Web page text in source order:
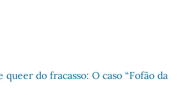
do fracasso: O caso “Fofão da